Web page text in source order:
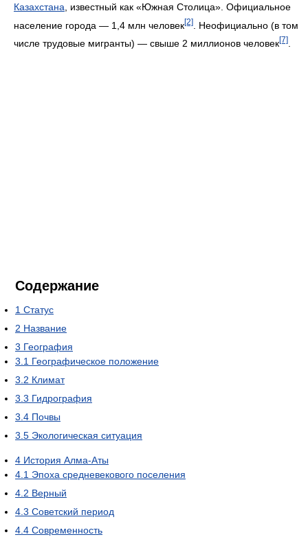
Казахстана , известный как «Южная Столица». Официальное
население города — 1,4 млн человек[2]
. Неофициально (в том
числе трудовые мигранты) — свыше 2 миллионов человек[7]
Содержание
1 Статус
2 Название
3 География
3.1 Географическое положение
3.2 Климат
3.3 Гидрография
3.4 Почвы
3.5 Экологическая ситуация
4 История Алма-Аты
4.1 Эпоха средневекового поселения
4.2 Верный
4.3 Советский период
4.4 Современность